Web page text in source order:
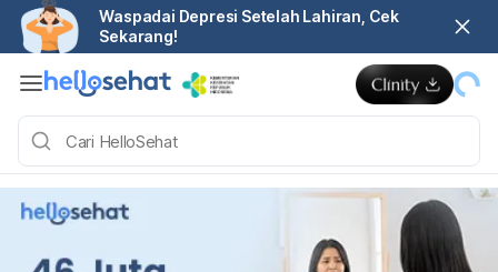
Waspadai Depresi Setelah Lahiran, Cek
Sekarang!